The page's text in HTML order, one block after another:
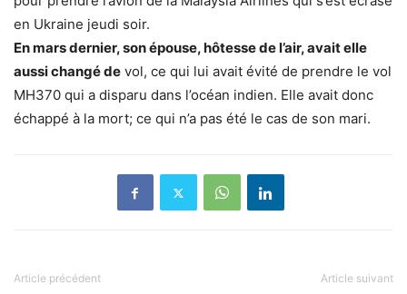
en Ukraine jeudi soir.
En mars dernier, son épouse, hôtesse de l’air, avait elle
aussi changé de vol, ce qui lui avait évité de prendre le vol
MH370 qui a disparu dans l’océan indien. Elle avait donc
échappé à la mort; ce qui n’a pas été le cas de son mari.
Article précédent Article suivant